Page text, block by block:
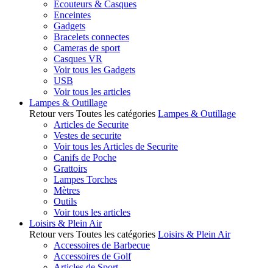
Ecouteurs & Casques
Enceintes
Gadgets
Bracelets connectes
Cameras de sport
Casques VR
Voir tous les Gadgets
USB
Voir tous les articles
Lampes & Outillage
Retour vers Toutes les catégories Lampes & Outillage
Articles de Securite
Vestes de securite
Voir tous les Articles de Securite
Canifs de Poche
Grattoirs
Lampes Torches
Mètres
Outils
Voir tous les articles
Loisirs & Plein Air
Retour vers Toutes les catégories Loisirs & Plein Air
Accessoires de Barbecue
Accessoires de Golf